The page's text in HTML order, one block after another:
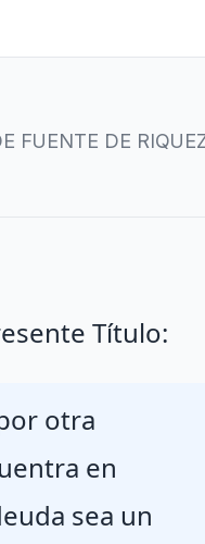
RIQUEZA
Título:
otra
en
sea un